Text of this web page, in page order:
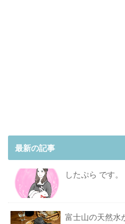
最新の記事
したぷら です。
富士山の天然水